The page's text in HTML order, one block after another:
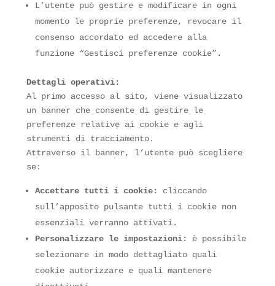
L’utente può gestire e modificare in ogni
momento le proprie preferenze, revocare il
consenso accordato ed accedere alla
funzione “Gestisci preferenze cookie”.
Dettagli operativi:
Al primo accesso al sito, viene visualizzato
un banner che consente di gestire le
preferenze relative ai cookie e agli
strumenti di tracciamento.
Attraverso il banner, l’utente può scegliere
se:
Accettare tutti i cookie: cliccando
sull’apposito pulsante tutti i cookie non
essenziali verranno attivati.
Personalizzare le impostazioni: è possibile
selezionare in modo dettagliato quali
cookie autorizzare e quali mantenere